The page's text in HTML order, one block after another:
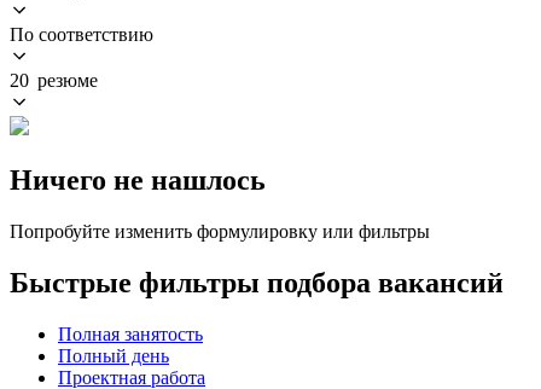
По соответствию
20 резюме
Ничего не нашлось
Попробуйте изменить формулировку или фильтры
Быстрые фильтры подбора вакансий
Полная занятость
Полный день
Проектная работа